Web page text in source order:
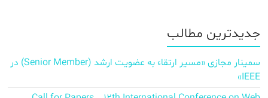
جدیدترین مطالب
سمینار مجازی «مسیر ارتقاء به عضویت ارشد (Senior Member) در
IEEE»